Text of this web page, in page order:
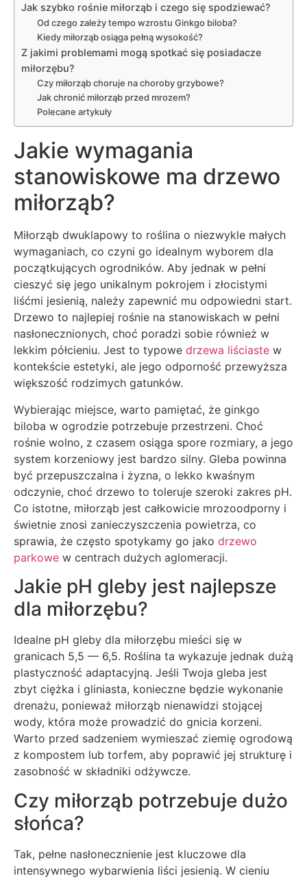
Jak szybko rośnie miłorząb i czego się spodziewać?
Od czego zależy tempo wzrostu Ginkgo biloba?
Kiedy miłorząb osiąga pełną wysokość?
Z jakimi problemami mogą spotkać się posiadacze
miłorzębu?
Czy miłorząb choruje na choroby grzybowe?
Jak chronić miłorząb przed mrozem?
Polecane artykuły
Jakie wymagania
stanowiskowe ma drzewo
miłorząb?
Miłorząb dwuklapowy to roślina o niezwykle małych
wymaganiach, co czyni go idealnym wyborem dla
początkujących ogrodników. Aby jednak w pełni
cieszyć się jego unikalnym pokrojem i złocistymi
liśćmi jesienią, należy zapewnić mu odpowiedni start.
Drzewo to najlepiej rośnie na stanowiskach w pełni
nasłonecznionych, choć poradzi sobie również w
lekkim półcieniu. Jest to typowe drzewa liściaste w
kontekście estetyki, ale jego odporność przewyższa
większość rodzimych gatunków.
Wybierając miejsce, warto pamiętać, że ginkgo
biloba w ogrodzie potrzebuje przestrzeni. Choć
rośnie wolno, z czasem osiąga spore rozmiary, a jego
system korzeniowy jest bardzo silny. Gleba powinna
być przepuszczalna i żyzna, o lekko kwaśnym
odczynie, choć drzewo to toleruje szeroki zakres pH.
Co istotne, miłorząb jest całkowicie mrozoodporny i
świetnie znosi zanieczyszczenia powietrza, co
sprawia, że często spotykamy go jako drzewo
parkowe w centrach dużych aglomeracji.
Jakie pH gleby jest najlepsze
dla miłorzębu?
Idealne pH gleby dla miłorzębu mieści się w
granicach 5,5 — 6,5. Roślina ta wykazuje jednak dużą
plastyczność adaptacyjną. Jeśli Twoja gleba jest
zbyt ciężka i gliniasta, konieczne będzie wykonanie
drenażu, ponieważ miłorząb nienawidzi stojącej
wody, która może prowadzić do gnicia korzeni.
Warto przed sadzeniem wymieszać ziemię ogrodową
z kompostem lub torfem, aby poprawić jej strukturę i
zasobność w składniki odżywcze.
Czy miłorząb potrzebuje dużo
słońca?
Tak, pełne nasłonecznienie jest kluczowe dla
intensywnego wybarwienia liści jesienią. W cieniu